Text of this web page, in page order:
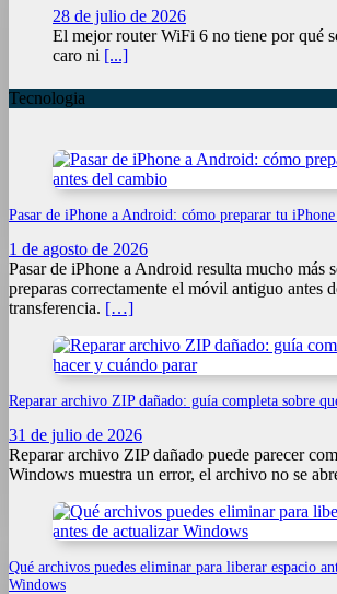
28 de julio de 2026
El mejor router WiFi 6 no tiene por qué
caro ni [...]
Tecnologia
Pasar de iPhone a Android: cómo preparar tu
1 de agosto de 2026
Pasar de iPhone a Android resulta mucho más
preparas correctamente el móvil antiguo antes
transferencia. […]
Reparar archivo ZIP dañado: guía completa sobre
31 de julio de 2026
Reparar archivo ZIP dañado puede parecer
Windows muestra un error, el archivo no se
Qué archivos puedes eliminar para liberar espacio
Windows